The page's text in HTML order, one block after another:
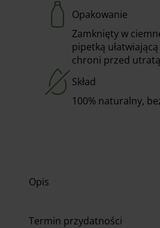
Opakowanie
Zamknięty w
pipetką
chroni przed
Skład
100% naturalny,
Opis
Termin przydatności